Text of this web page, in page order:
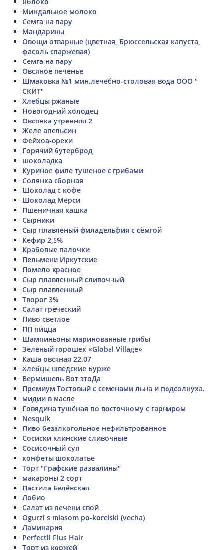
Миндальное молоко
Семга на пару
Мандарины
Овощи отварные (цветная, Брюссельская капуста,
фасоль спаржевая)
Семга на пару
Овсяное печенье
Шмаковка №1 мин.лечебно-столовая вода ООО "
СКИТ"
Хлебцы ржаные
Новогодний холодец
Овсянка утренняя 2
Желе апельсин
Фейхоа-орехи
Горячий бутерброд
шоколадка
Куриное филе тушеное с грибами
Солянка сборная
Шоколад с кофе
Шоколад Мерси
Пшеничная кашка
Сырники
Сыр плавленый филадельфия с сёмгой
Кефир 2,5%
Крабовые палочки
Пельмени Иркутские
Помело красное
Сыр плавленный сливочный
Сыр плавленный
Творог 3%
Салат греческий
Пиво светлое
ПП пицца
Шампиньоны маринованные грибы
Зеленый горошек «Global Village»
Каша овсяная 22.07
Хлебцы шведские Бурже
Вермишель Вот этоДа
Премиум Тостовый с семенами льна и подсолнуха.
мидии в масле
Говядина тушёная по восточному с гарниром
Nesquik
Пиво безалкогольное нефильтрованное
Сосиски клинские сливочные
Сосисочный суп
конфеты шоколатье
Торт "Графские развалины"
макароны 2 сорт
Пастила Белёвская
Лобио
Салат из печени свой
Ogurzi s miasom po-koreiski (vecha)
Ламинария
Perfectil Plus Hair
Торт из коржей